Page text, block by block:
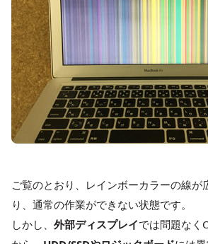
ご覧のとおり、レインボーカラーの線が
り、通常の作業ができない状態です。
しかし、 外部ディスプレイでは問題なく